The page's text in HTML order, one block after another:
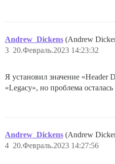
Andrew_Dickens (Andrew
20.Февраль.2023 14:23:32
3
Я установил значение «Header
«Legacy», но проблема
Andrew_Dickens (Andrew
20.Февраль.2023 14:27:56
4